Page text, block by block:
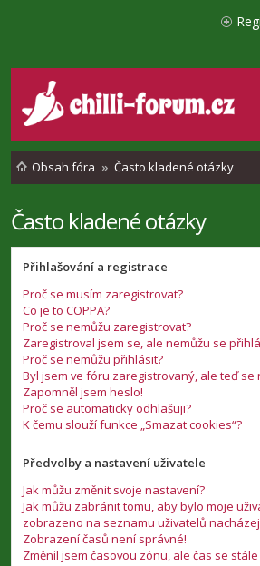
Obsah fóra Často kladené otázky
Často kladené otázky
Přihlašování a registrace
Proč se musím zaregistrovat?
Co je to COPPA?
Proč se nemůžu zaregistrovat?
Zaregistroval jsem se, ale nemůžu se
Proč se nemůžu přihlásit?
Byl jsem ve fóru zaregistrovaný, ale teď se
Zapomněl jsem heslo!
Proč se automaticky odhlašuji?
K čemu slouží funkce „Smazat cookies“?
Předvolby a nastavení uživatele
Jak můžu změnit svoje nastavení?
Jak můžu zabránit tomu, aby bylo moje
zobrazeno na seznamu uživatelů
Zobrazení časů není správné!
Změnil jsem časovou zónu, ale čas se